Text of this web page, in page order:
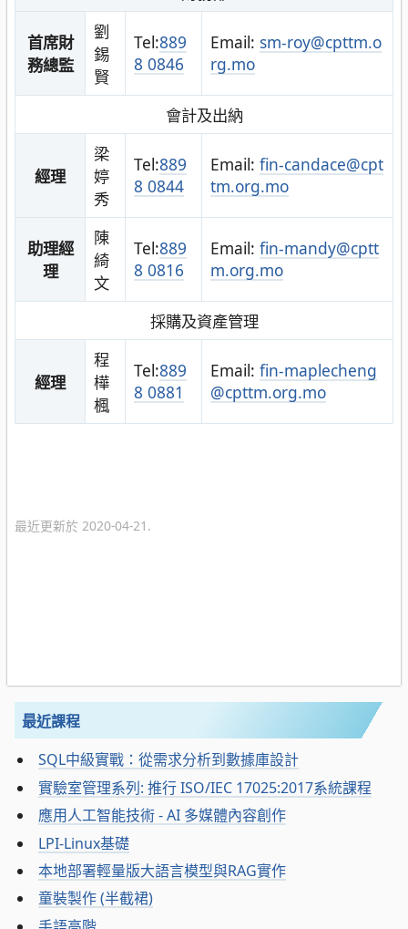
首席財
務總監
劉
錫
賢
Tel:889
8 0846
Email: sm-roy@cpttm.o
rg.mo
會計及出納
經理
梁
婷
秀
Tel:889
8 0844
Email: fin-candace@cpt
tm.org.mo
助理經
理
陳
綺
文
Tel:889
8 0816
Email: fin-mandy@cptt
m.org.mo
採購及資產管理
經理
程
樺
楓
Tel:889
8 0881
Email: fin-maplecheng
@cpttm.org.mo
最近更新於 2020-04-21.
最近課程
SQL中級實戰：從需求分析到數據庫設計
實驗室管理系列: 推行 ISO/IEC 17025:2017系統課程
應用人工智能技術 - AI 多媒體內容創作
LPI-Linux基礎
本地部署輕量版大語言模型與RAG實作
童裝製作 (半截裙)